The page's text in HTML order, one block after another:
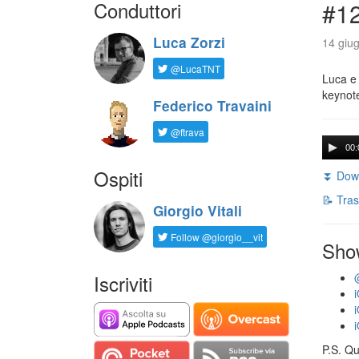
Conduttori
Luca Zorzi
@LucaTNT
Federico Travaini
@ftrava
Ospiti
Giorgio Vitali
Follow @giorgio__vit
Iscriviti
14
Luca
⏬
📝
P.S.